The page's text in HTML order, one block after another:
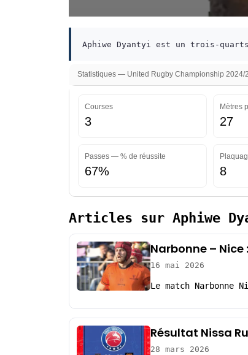
Aphiwe Dyantyi est un trois-
Statistiques — United Rugby Championship
Courses
3
Mètres
27
Passes — % de réussite
67% 8
Articles sur Aphiwe
Narbonne –
16 mai 2026
Le match Narbonne
Résultat Nissa
28 mars 2026